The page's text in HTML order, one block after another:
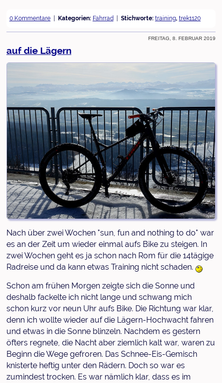
0 Kommentare Kategorien: Fahrrad Stichworte: training, trek1120
Freitag, 8. Februar 2019
auf die Lägern
Nach über zwei Wochen "sun, fun and nothing to do" war
es an der Zeit um wieder einmal aufs Bike zu steigen. In
zwei Wochen geht es ja schon nach Rom für die 14tägige
Radreise und da kann etwas Training nicht schaden.
Schon am frühen Morgen zeigte sich die Sonne und
deshalb fackelte ich nicht lange und schwang mich
schon kurz vor neun Uhr aufs Bike. Die Richtung war klar,
denn ich wollte wieder auf die Lägern-Hochwacht fahren
und etwas in die Sonne blinzeln. Nachdem es gestern
öfters regnete, die Nacht aber ziemlich kalt war, waren zu
Beginn die Wege gefroren. Das Schnee-Eis-Gemisch
knisterte heftig unter den Rädern. Doch so war es
zumindest trocken. Es war nämlich klar, dass es im